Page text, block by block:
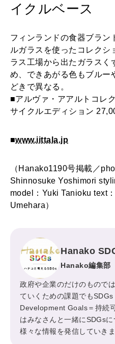
イクルベース
フィンランドの食器ブラン
ルガラスを使ったコレク
ラス工場から出たガラスく
め、できあがる色もブルー
どきで異なる。
■アルヴァ・アアルトコレ
サイクルエディション
■www.iittala.jp
（Hanako1190号掲載／
Shinnosuke Yoshimori
model：Yuki Tanioku text
Umehara）
Hanako
Hanako編集部
政府や企業のだけのもので
ていくための課題でも
Development Goals＝持続
はみなさんと一緒にSDGsに
様々な情報を発信していき